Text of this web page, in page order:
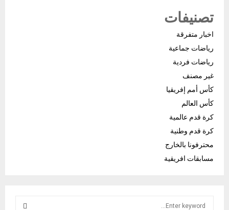
تصنيفات
اخبار متفرقة
رياضات جماعية
رياضات فردية
غير مصنف
كأس أمم إفريقيا
كأس العالم
كرة قدم عالمية
كرة قدم وطنية
محترفونا بالخارج
مسابقات افريقية